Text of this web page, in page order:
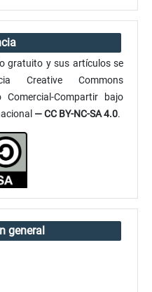
gratuito y sus artículos se
Creative Commons
Comercial-Compartir bajo
— CC BY-NC-SA 4.0.
general